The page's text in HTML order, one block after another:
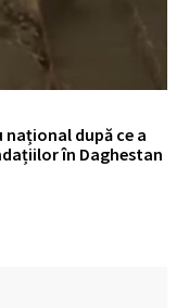
după ce a
în Daghestan